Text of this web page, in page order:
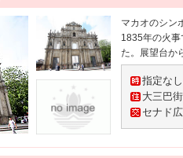
マカオのシン
1835年の火
た。展望台か
指定な
大三巴街
セナド